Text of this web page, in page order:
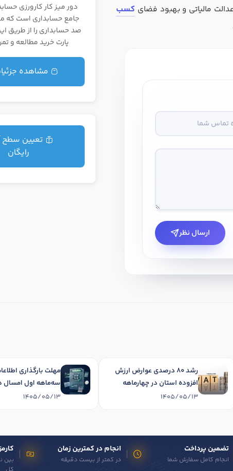
مالیاتی و بهبود فضای کسب‌
ارسال نظر
دور میز کار کارورزی
جامع حسابداری است که
صد حسابداری را از طریق
پارت خرید مطالعه و
مشاهده
تعیین سطح
رایگان
رشد 80 درصدی عوارض ارزش
افزوده استان در چهارماهه
نخست 1405
1405/05/13
مهلت بارگذاری
سه‌ماهه اول امسال
دفاتر تجاری
1405/05/13
تضمین پرداخت
انجام کامل سفارش شما
انجام در کمترین زمان
در کمتر از بیست دقیقه
بین
درخواست تعیین سطح